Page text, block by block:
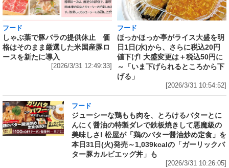
フード
しゃぶ葉で豚バラの提供休止 価
格はそのまま厳選した米国産豚ロ
ースを新たに導入
[2026/3/31 12:49:33]
フード
ほっかほっか亭がライス大盛を明
日1日(水)から、さらに税込20円
値下げ! 大盛変更は＋税込50円に
～「いま下げられるところから下
げる」
[2026/3/31 10:54:52]
フード
ジューシーな鶏もも肉を、とろけるバターとに
んにく醤油の特製ダレで鉄板焼きして悪魔級の
美味しさ! 松屋が「鶏のバター醤油炒め定食」を
本日31日(火)発売～1,039kcalの「ガーリックバ
ター豚カルビエッグ丼」も
[2026/3/31 10:26:05]